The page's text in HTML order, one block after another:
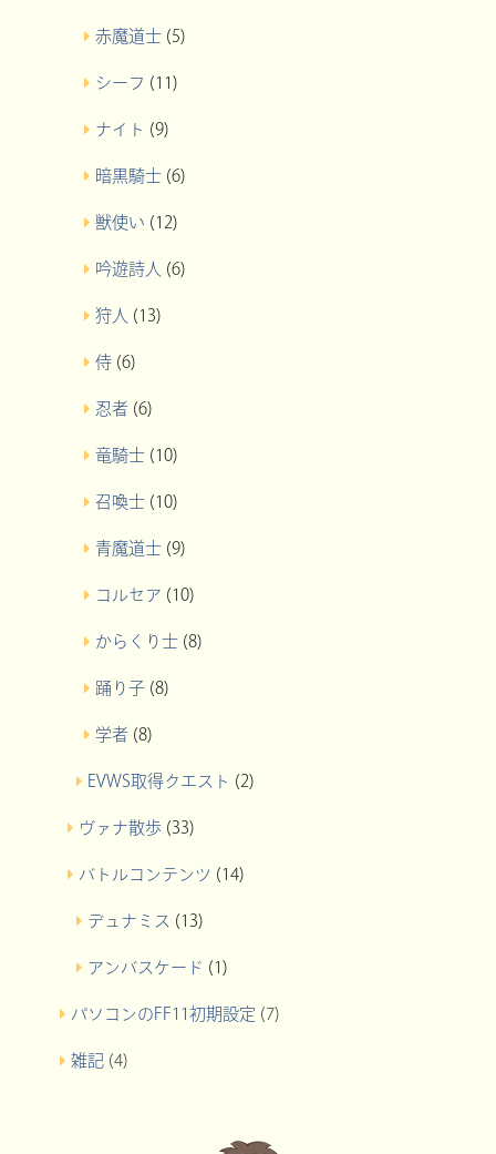
赤魔道士 (5)
シーフ (11)
ナイト (9)
暗黒騎士 (6)
獣使い (12)
吟遊詩人 (6)
狩人 (13)
侍 (6)
忍者 (6)
竜騎士 (10)
召喚士 (10)
青魔道士 (9)
コルセア (10)
からくり士 (8)
踊り子 (8)
学者 (8)
EVWS取得クエスト (2)
ヴァナ散歩 (33)
バトルコンテンツ (14)
デュナミス (13)
アンバスケード (1)
パソコンのFF11初期設定 (7)
雑記(4)